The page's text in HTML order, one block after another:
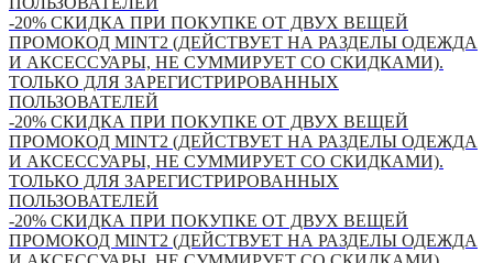
-20% СКИДКА ПРИ ПОКУПКЕ ОТ ДВУХ ВЕЩЕЙ
ПРОМОКОД MINT2 (ДЕЙСТВУЕТ НА РАЗДЕЛЫ ОДЕЖДА
И АКСЕССУАРЫ, НЕ СУММИРУЕТ СО СКИДКАМИ).
ТОЛЬКО ДЛЯ ЗАРЕГИСТРИРОВАННЫХ
ПОЛЬЗОВАТЕЛЕЙ
-20% СКИДКА ПРИ ПОКУПКЕ ОТ ДВУХ ВЕЩЕЙ
ПРОМОКОД MINT2 (ДЕЙСТВУЕТ НА РАЗДЕЛЫ ОДЕЖДА
И АКСЕССУАРЫ, НЕ СУММИРУЕТ СО СКИДКАМИ).
ТОЛЬКО ДЛЯ ЗАРЕГИСТРИРОВАННЫХ
ПОЛЬЗОВАТЕЛЕЙ
-20% СКИДКА ПРИ ПОКУПКЕ ОТ ДВУХ ВЕЩЕЙ
ПРОМОКОД MINT2 (ДЕЙСТВУЕТ НА РАЗДЕЛЫ ОДЕЖДА